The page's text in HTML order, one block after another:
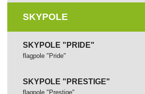
SKYPOLE
SKYPOLE "PRIDE"
flagpole "Pride"
SKYPOLE "PRESTIGE"
flagpole "Prestige"